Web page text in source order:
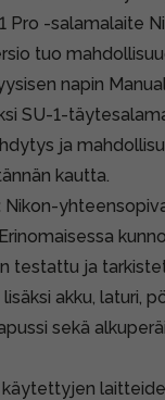
Pro -salamalaite
tuo
napin
SU-1-
ja
kautta.
Nikon-
Erinomaisessa
testattu ja
akku, laturi,
sekä